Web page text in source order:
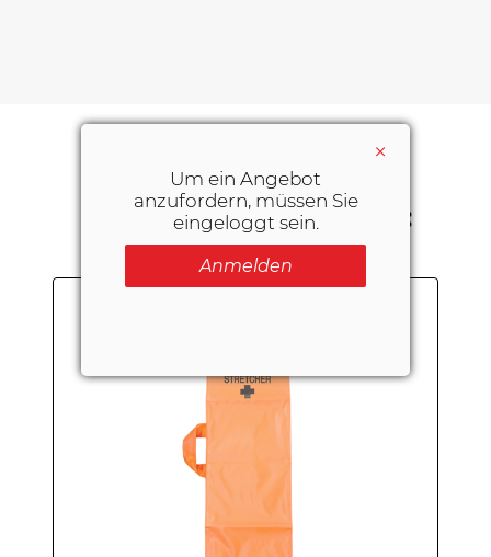
×
Um ein Angebot
anzufordern, müssen Sie
eingeloggt sein.
Anmelden
SIE KÖNNTEN AUCH
INTERESSIERT SEIN AN: